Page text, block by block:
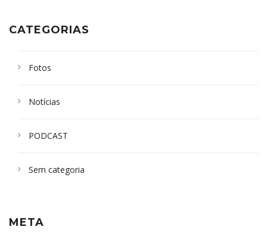
CATEGORIAS
Fotos
Notícias
PODCAST
Sem categoria
META